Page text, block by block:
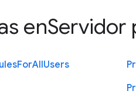
enServidor
ForAllUsers